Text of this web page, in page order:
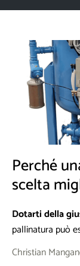
Perché
scelta
Dotarti della
pallinatura può
Assolutamente sì.
Christian